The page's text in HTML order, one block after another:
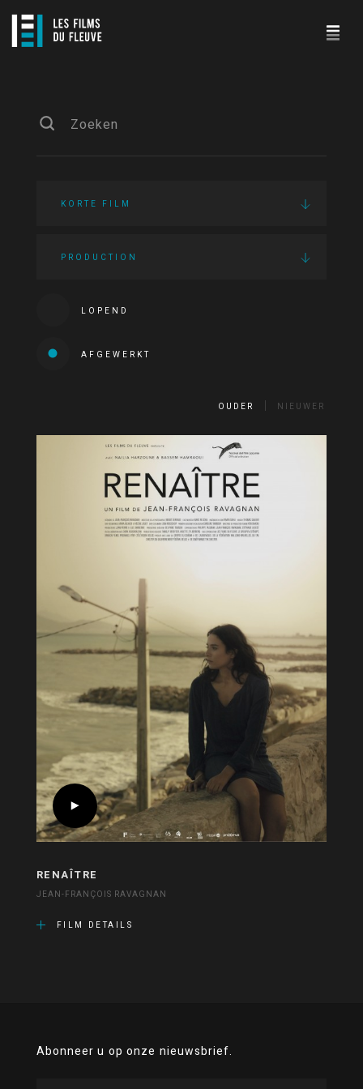
KORTE FILM
PRODUCTION
LOPEND
AFGEWERKT
OUDER NIEUWER
RENAÎTRE
JEAN-FRANÇOIS RAVAGNAN
FILM DETAILS
Abonneer u op onze nieuwsbrief.